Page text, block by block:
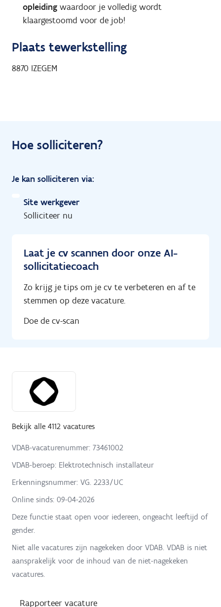
opleidingwaardoor je volledig wordt
klaargestoomd voor de job!
Plaats tewerkstelling
8870 IZEGEM
Hoe solliciteren?
Je kan solliciteren via:
Site werkgever
Solliciteer nu
Laat je cv scannen door onze AI-
sollicitatiecoach
Zo krijg je tips om je cv te verbeteren en af te
stemmen op deze vacature.
Doe de cv-scan
Bekijk alle 4112 vacatures
VDAB-vacaturenummer: 73461002
VDAB-beroep: Elektrotechnisch installateur
Erkenningsnummer: VG. 2233/UC
Online sinds: 09-04-2026
Deze functie staat open voor iedereen, ongeacht leeftijd of
gender.
Niet alle vacatures zijn nagekeken door VDAB. VDAB is niet
aansprakelijk voor de inhoud van de niet-nagekeken
vacatures.
Rapporteer vacature